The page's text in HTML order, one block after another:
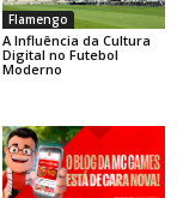
Flamengo
A Influência da Cultura
Digital no Futebol
Moderno